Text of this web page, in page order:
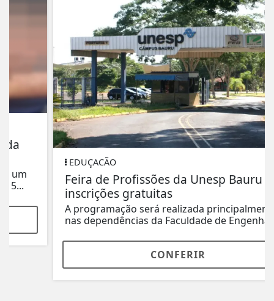
EDUÇACÃO
Feira de Profissões da Unesp Bauru abre
inscrições gratuitas
A programação será realizada principalmente
nas dependências da Faculdade de Engenharia...
CONFERIR